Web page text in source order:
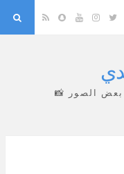
Twitter
Instagram
YouTube
Snapchat
RSS
الصور 📸